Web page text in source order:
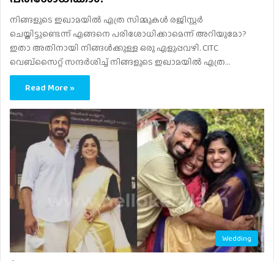
നിങ്ങളുടെ ഇഖാമയിൽ എത്ര സിമ്മുകൾ രജിസ്റ്റർ
ചെയ്തിട്ടുണ്ടെന്ന് എങ്ങനെ പരിശോധിക്കാമെന്ന് അറിയുമോ?
ഇതാ അതിനായി നിങ്ങൾക്കുള്ള ഒരു എളുപ്പവഴി. CITC
വെബ്സൈറ്റ് സന്ദർശിച്ച് നിങ്ങളുടെ ഇഖാമയിൽ എത്ര…
Read More »
Wedding